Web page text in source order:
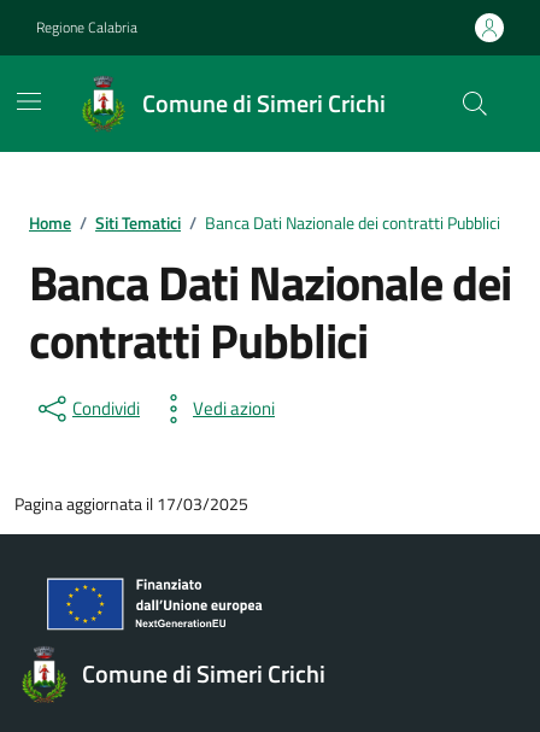
Regione Calabria
Comune di Simeri Crichi
Home / Siti Tematici / Banca Dati Nazionale dei contratti Pubblici
Banca Dati Nazionale dei
contratti Pubblici
Condividi Vedi azioni
Pagina aggiornata il 17/03/2025
Comune di Simeri Crichi